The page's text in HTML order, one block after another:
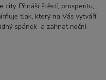
city. Přináší štěstí, prosperitu,
tlak, který na Vás vytváří
spánek a zahnat noční